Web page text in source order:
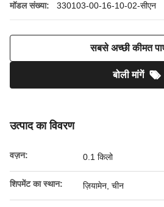
मॉडल संख्या: 330103-00-16-10-02-सीएन
सबसे अच्छी कीमत
बोली मांगें
उत्पाद का विवरण
वज़न: 0.1 किलो
शिपमेंट का स्थान: ज़ियामेन, चीन